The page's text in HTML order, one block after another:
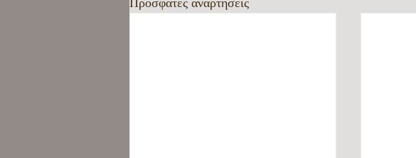
Πρόσφατες αναρτήσεις